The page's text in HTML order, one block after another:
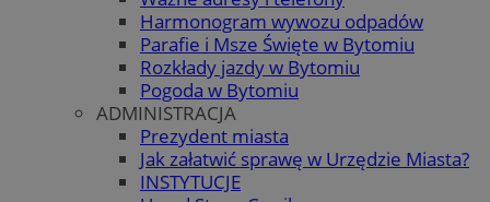
Harmonogram wywozu odpadów
Parafie i Msze Święte w Bytomiu
Rozkłady jazdy w Bytomiu
Pogoda w Bytomiu
ADMINISTRACJA
Prezydent miasta
Jak załatwić sprawę w Urzędzie Miasta?
INSTYTUCJE